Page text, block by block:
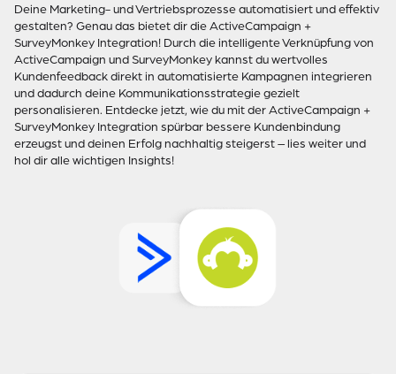
Deine Marketing- und Vertriebsprozesse automatisiert und effektiv
gestalten? Genau das bietet dir die ActiveCampaign +
SurveyMonkey Integration! Durch die intelligente Verknüpfung von
ActiveCampaign und SurveyMonkey kannst du wertvolles
Kundenfeedback direkt in automatisierte Kampagnen integrieren
und dadurch deine Kommunikationsstrategie gezielt
personalisieren. Entdecke jetzt, wie du mit der ActiveCampaign +
SurveyMonkey Integration spürbar bessere Kundenbindung
erzeugst und deinen Erfolg nachhaltig steigerst – lies weiter und
hol dir alle wichtigen Insights!